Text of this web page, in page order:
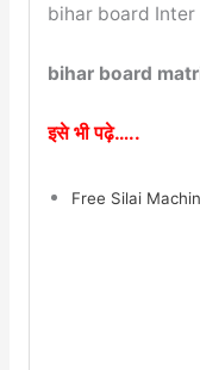
bihar board
bihar board
इसे भी पढ़े…..
Free Silai